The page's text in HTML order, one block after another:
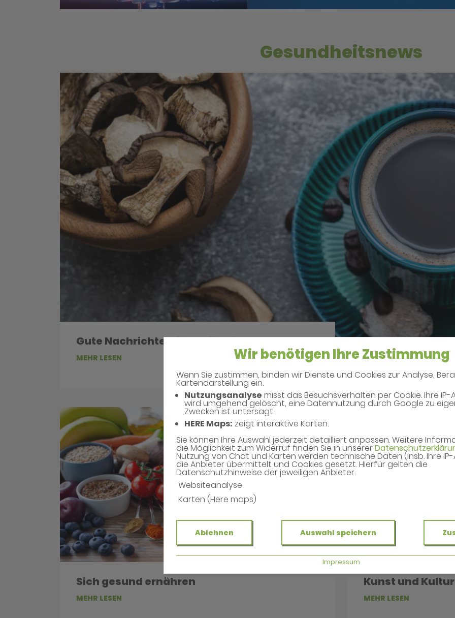
Wir benötigen Ihre Zustimmung
Wenn Sie zustimmen, binden wir Dienste und Cookies zur Analyse,
Kartendarstellung ein.
Nutzungsanalyse misst das Besuchsverhalten per Cookie. Ihre IP-
wird umgehend gelöscht, eine Datennutzung durch Google zu
Zwecken ist untersagt.
HERE Maps: zeigt interaktive Karten.
Sie können Ihre Auswahl jederzeit detailliert anpassen. Weitere
die Möglichkeit zum Widerruf finden Sie in unserer
Nutzung von Chat und Karten werden technische Daten (insb. Ihre
die Anbieter übermittelt und Cookies gesetzt. Hierfür gelten die
Datenschutzhinweise der jeweiligen Anbieter.
Websiteanalyse
Karten (Here maps)
Ablehnen Auswahl speichern
Impressum
Gesundheitsnews
Gute Nachrichten für Kaffeefans
MEHR LESEN
Sich gesund ernähren
MEHR LESEN
Kunst und Kultur
MEHR LESEN